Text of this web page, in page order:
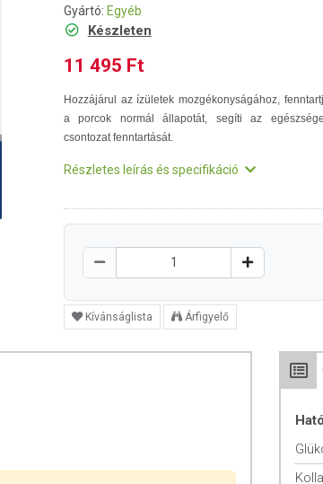
Gyártó: Egyéb
Készleten
11 495 Ft
Hozzájárul az ízületek mozgékonyságához,
a porcok normál állapotát, segíti az
csontozat fenntartását.
Részletes leírás és specifikáció
Kívánságlista Árfigyelő